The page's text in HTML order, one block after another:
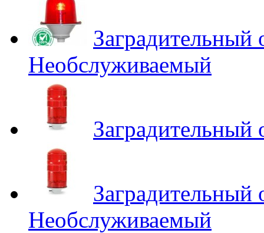
Необслуживаемый
Необслуживаемый